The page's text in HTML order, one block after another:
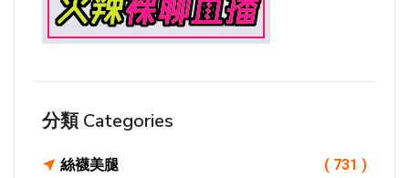
分類 Categories
絲襪美腿 ( 731 )